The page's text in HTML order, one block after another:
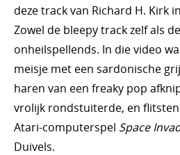
deze track van Richard H. Kirk
Zowel de bleepy track zelf als
onheilspellends. In die video
meisje met een sardonische
haren van een freaky pop
vrolijk rondstuiterde, en
Atari-computerspel Space
Duivels.